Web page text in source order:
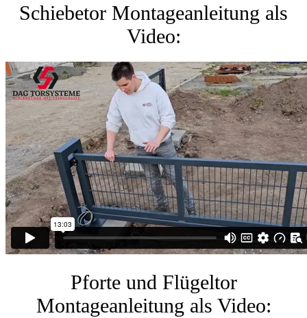
Schiebetor Montageanleitung als
Video:
Pforte und Flügeltor
Montageanleitung als Video: